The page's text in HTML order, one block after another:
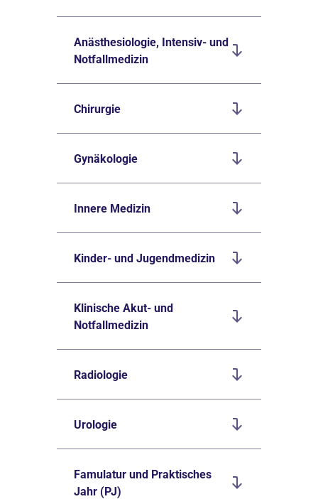
Anästhesiologie, Intensiv- und
Notfallmedizin
Chirurgie
Gynäkologie
Innere Medizin
Kinder- und Jugendmedizin
Klinische Akut- und
Notfallmedizin
Radiologie
Urologie
Famulatur und Praktisches
Jahr (PJ)